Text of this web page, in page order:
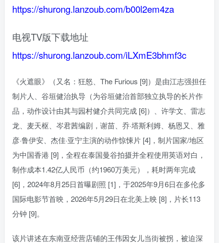
https://shurong.lanzoub.com/b00l2em4za
电视TV版下载地址
https://shurong.lanzoub.com/iLXmE3bhmf3c
《火遮眼》（又名：狂怒、The Furious [9]）是由江志强担任
制片人、谷垣健治执导（为谷垣健治首部独立执导的长片作
品，动作设计由其与园村健介共同完成 [6]）、许学文、雷志
龙、麦天枢、岑君茜编剧，谢苗、乔·塔斯利姆、杨恩又、雅
彦·鲁伊安、杰佳·亚宁主演的动作惊悚片 [4]，制片国家/地区
为中国香港 [9]，全程在泰国曼谷拍摄并全程使用英语对白，
制作成本1.42亿人民币（约1960万美元），耗时两年完成
[6]，2024年8月25日首曝剧照 [1]，于2025年9月6日在多伦多
国际电影节首映，2026年5月29日在北美上映 [8]，片长113
分钟 [9]。
该片讲述在东南亚经营店铺的王伟因女儿当街被拐，被迫深